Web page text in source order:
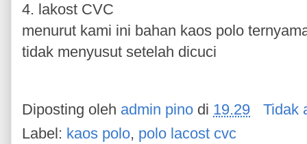
4. lakost CVC
menurut kami ini bahan kaos polo
tidak menyusut setelah dicuci
Diposting oleh admin pino di 19.29
Tidak
Label: kaos polo, polo lacost cvc